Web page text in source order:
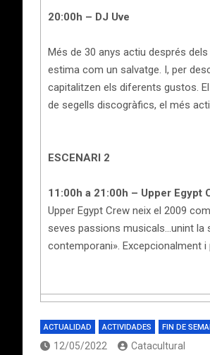
20:00h – DJ Uve
Més de 30 anys actiu després
estima com un salvatge. I, per
capitalitzen els diferents gustos.
de segells discogràfics, el més
ESCENARI 2
11:00h a 21:00h – Upper Egypt
Upper Egypt Crew neix el 2009
seves passions musicals…unint la
contemporani». Excepcionalment
ACTUALIDAD ACTIVIDADES FIN DE
12/05/2022 Catacultural